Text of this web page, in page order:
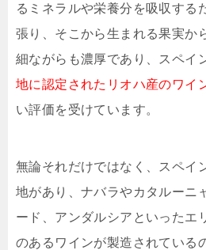
るミネラルや栄養分を吸収する
張り、そこから生まれる果実か
細ながらも濃厚であり、スペイ
地に認定されたリオハ産のワイ
い評価を受けています。
無論それだけではなく、スペイ
地があり、ナバラやカタルーニ
ード、アンダルシアといったエ
のあるワインが製造されている